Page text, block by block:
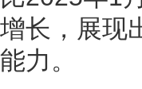
增长，展现
能力。